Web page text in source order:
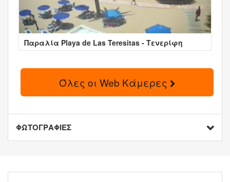
Παραλία Playa de Las Teresitas - Τενερίφη
Όλες οι Web Κάμερες
ΦΩΤΟΓΡΑΦΙΕΣ